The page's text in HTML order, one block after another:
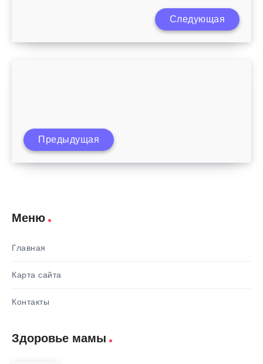
Как научить ребенка есть ложкой
Следующая
Рацион питания ребенка 2 лет
Предыдущая
Меню
Главная
Карта сайта
Контакты
Здоровье мамы